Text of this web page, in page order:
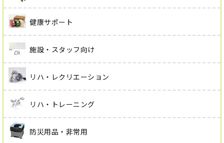
健康サポート
施設・スタッフ向け
リハ・レクリエーション
リハ・トレーニング
防災用品・非常用